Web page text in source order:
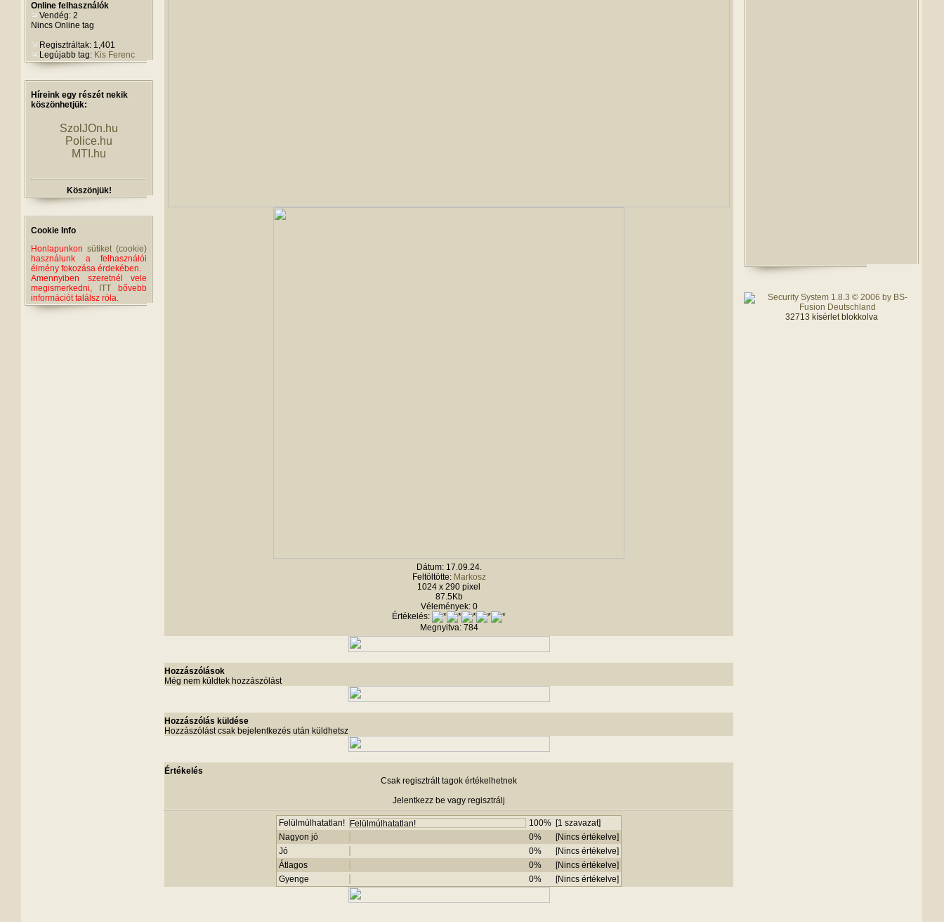
Online felhasználók
Vendég: 2
Nincs Online tag
Regisztráltak: 1,401
Legújabb tag: Kis Ferenc
Híreink egy részét nekik
köszönhetjük:
SzolJOn.hu
Police.hu
MTI.hu
Köszönjük!
Cookie Info
Honlapunkon sütiket (cookie)
használunk a felhasználói
élmény fokozása érdekében.
Amennyiben szeretnél vele
megismerkedni,
ITT bővebb
információt találsz róla.
Dátum: 17.09.24.
Feltöltötte: Markosz
1024 x 290 pixel
87.5Kb
Vélemények: 0
Értékelés:
Megnyitva: 784
Hozzászólások
Még nem küldtek hozzászólást
Hozzászólás küldése
Hozzászólást csak bejelentkezés után küldhetsz
Értékelés
Csak regisztrált tagok értékelhetnek
Jelentkezz be vagy regisztrálj
Felülmúlhatatlan! 100% [1 szavazat]
Nagyon jó
0%
[Nincs értékelve]
Jó
0%
[Nincs értékelve]
Átlagos
0%
[Nincs értékelve]
Gyenge
0% [Nincs értékelve]
32713 kísérlet blokkolva